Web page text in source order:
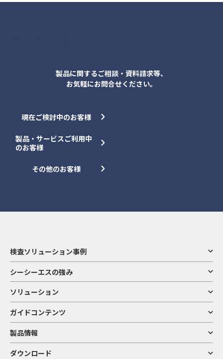
製品に関するご相談・資料請求等、
お気軽にお問合せください。
現在ご検討中のお客様
製品・サービスご利用中
のお客様
その他のお客様
検査ソリューション事例
シーシーエスの強み
ソリューション
ガイドコンテンツ
製品情報
ダウンロード